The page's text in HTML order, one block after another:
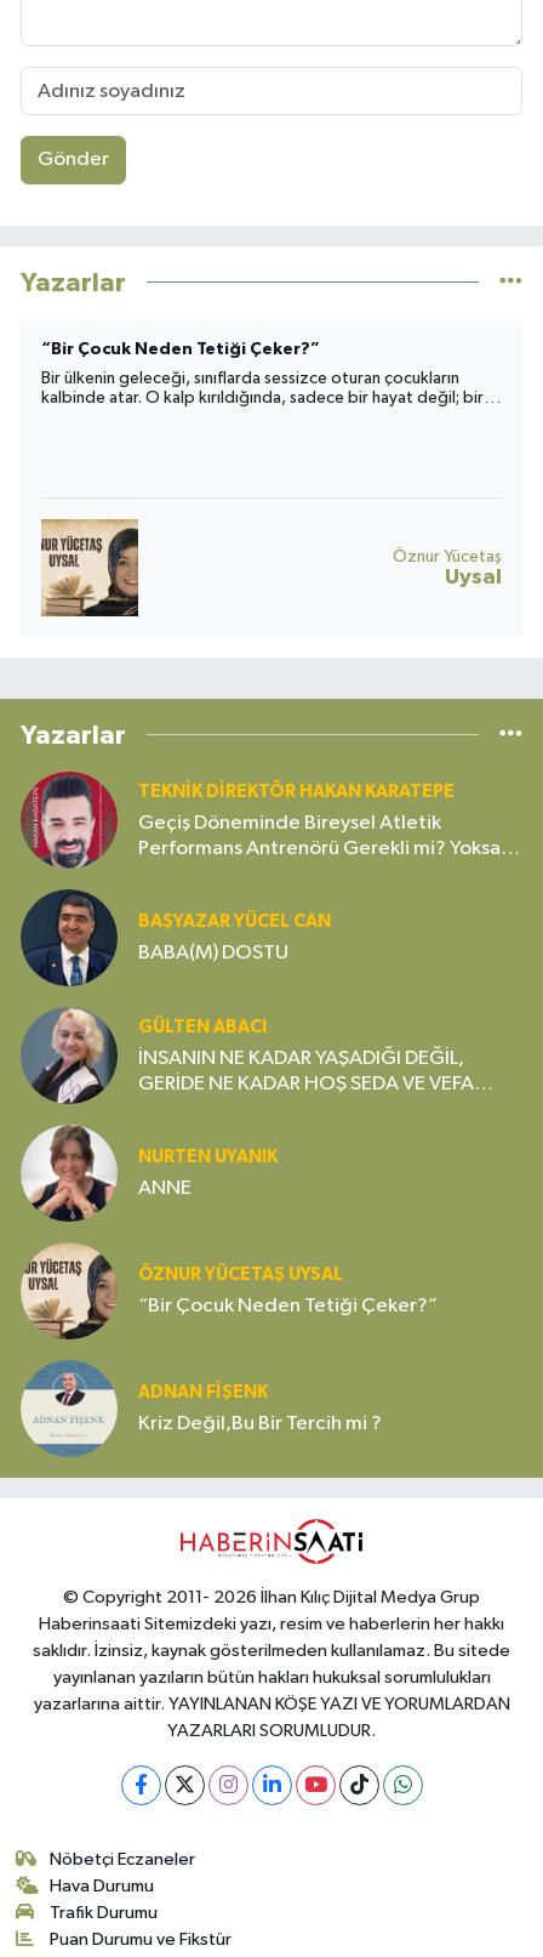
Gönder
Yazarlar
“Bir Çocuk Neden Tetiği Çeker?”
Bir ülkenin geleceği, sınıflarda sessizce oturan çocukların
kalbinde atar. O kalp kırıldığında, sadece bir hayat değil; bir
Öznur Yücetaş
Uysal
Yazarlar
TEKNIK DIREKTÖR HAKAN KARATEPE
Geçiş Döneminde Bireysel Atletik
Performans Antrenörü Gerekli mi? Yoksa
BAŞYAZAR YÜCEL CAN
BABA(M) DOSTU
GÜLTEN ABACI
İNSANIN NE KADAR YAŞADIĞI DEĞİL,
GERİDE NE KADAR HOŞ SEDA VE VEFA
NURTEN UYANIK
ANNE
ÖZNUR YÜCETAŞ UYSAL
“Bir Çocuk Neden Tetiği Çeker?”
ADNAN FİŞENK
Kriz Değil,Bu Bir Tercih mi ?
© Copyright 2011- 2026 İlhan Kılıç Dijital Medya Grup
Haberinsaati Sitemizdeki yazı, resim ve haberlerin her hakkı
saklıdır. İzinsiz, kaynak gösterilmeden kullanılamaz. Bu sitede
yayınlanan yazıların bütün hakları hukuksal sorumlulukları
yazarlarına aittir. YAYINLANAN KÖŞE YAZI VE YORUMLARDAN
YAZARLARI SORUMLUDUR.
Nöbetçi Eczaneler
Hava Durumu
Trafik Durumu
Puan Durumu ve Fikstür